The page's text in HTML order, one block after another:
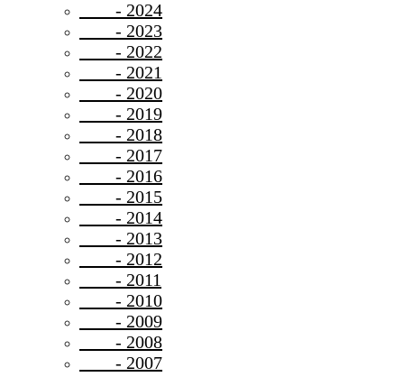
- 2024
- 2023
- 2022
- 2021
- 2020
- 2019
- 2018
- 2017
- 2016
- 2015
- 2014
- 2013
- 2012
- 2011
- 2010
- 2009
- 2008
- 2007